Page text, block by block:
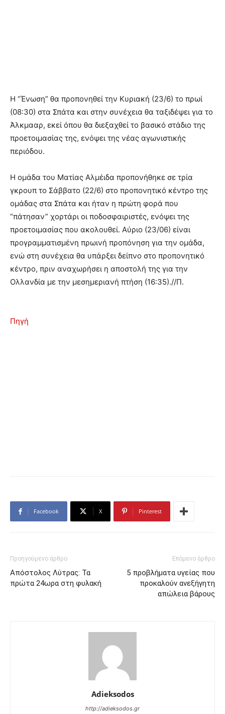
Η “Ένωση” θα προπονηθεί την Κυριακή (23/6) το πρωί
(08:30) στα Σπάτα και στην συνέχεια θα ταξιδέψει για το
Άλκμααρ, εκεί όπου θα διεξαχθεί το βασικό στάδιο της
προετοιμασίας της, ενόψει της νέας αγωνιστικής
περιόδου.
Η ομάδα του Ματίας Αλμέιδα προπονήθηκε σε τρία
γκρουπ το Σάββατο (22/6) στο προπονητικό κέντρο της
ομάδας στα Σπάτα και ήταν η πρώτη φορά που
“πάτησαν” χορτάρι οι ποδοσφαιριστές, ενόψει της
προετοιμασίας που ακολουθεί. Αύριο (23/06) είναι
προγραμματισμένη πρωινή προπόνηση για την ομάδα,
ενώ στη συνέχεια θα υπάρξει δείπνο στο προπονητικό
κέντρο, πριν αναχωρήσει η αποστολή της για την
Ολλανδία με την μεσημεριανή πτήση (16:35).//Π.
Πηγή
Facebook X Pinterest
Προηγούμενο άρθρο
Απόστολος Λύτρας: Τα
πρώτα 24ωρα στη φυλακή
Επόμενο άρθρο
5 προβλήματα υγείας που
προκαλούν ανεξήγητη
απώλεια βάρους
Adieksodos
http://adieksodos.gr